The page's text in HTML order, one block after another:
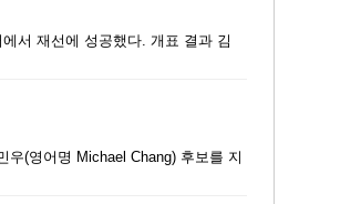
서 재선에 성공했다. 개표 결과 김
(영어명 Michael Chang) 후보를 지